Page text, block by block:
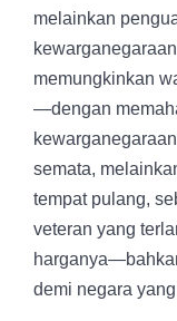
melainkan
memungkinkan
—dengan
semata,
tempat pulang,
veteran yang
demi negara